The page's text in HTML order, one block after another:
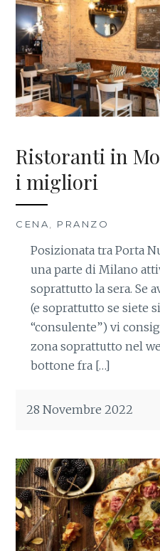
Ristoranti in
i migliori
CENA PRANZO
Posizionata tra Porta
una parte di Milano
soprattutto la sera. Se
(e soprattutto se siete
“consulente”) vi
zona soprattutto nel
bottone fra […]
28 Novembre 2022